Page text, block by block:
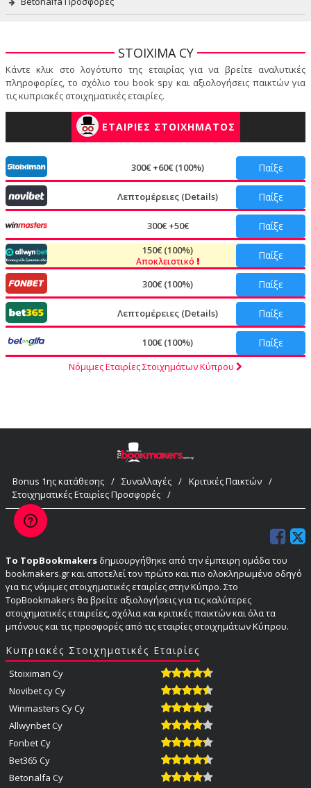
STOIXIMA CY
Κάντε κλικ στο λογότυπο της εταιρίας για να βρείτε αναλυτικές
πληροφορίες, το σχόλιο του book spy και αξιολογήσεις παικτών για
τις κυπριακές στοιχηματικές εταιρίες.
ΕΤΑΙΡΙΕΣ ΣΤΟΙΧΗΜΑΤΟΣ
300€ +60€ (100%) Παίξε
Λεπτομέρειες (Details) Παίξε
300€ +50€ Παίξε
150€ (100%)
Αποκλειστικό Παίξε
300€ (100%) Παίξε
Λεπτομέρειες (Details) Παίξε
100€ (100%) Παίξε
Νόμιμες Εταιρίες Στοιχημάτων Κύπρου
Bonus 1ης κατάθεσης / Συναλλαγές / Κριτικές Παικτών /
Στοιχηματικές Εταιρίες Προσφορές /
Το TopBookmakers δημιουργήθηκε από την έμπειρη ομάδα του
bookmakers.gr και αποτελεί τον πρώτο και πιο ολοκληρωμένο οδηγό
για τις νόμιμες στοιχηματικές εταιρίες στην Κύπρο. Στο
TopBookmakers θα βρείτε αξιολογήσεις για τις καλύτερες
στοιχηματικές εταιρείες, σχόλια και κριτικές παικτών και όλα τα
μπόνους και τις προσφορές από τις εταιρίες στοιχημάτων Κύπρου.
Κυπριακές Στοιχηματικές Εταιρίες
Stoiximan Cy
Novibet cy Cy
Winmasters Cy Cy
Allwynbet Cy
Fonbet Cy
Bet365 Cy
Betonalfa Cy